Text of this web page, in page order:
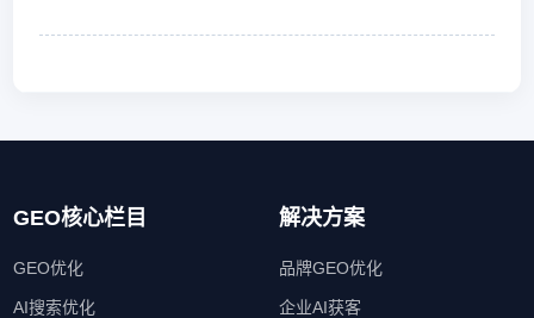
GEO核心栏目
GEO优化
AI搜索优化
解决方案
品牌GEO优化
企业AI获客